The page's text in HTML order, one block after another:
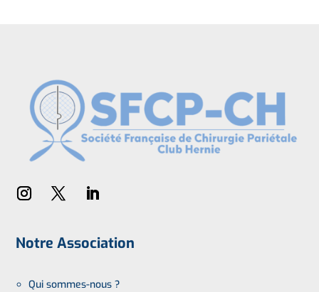
Notre Association
Qui sommes-nous ?